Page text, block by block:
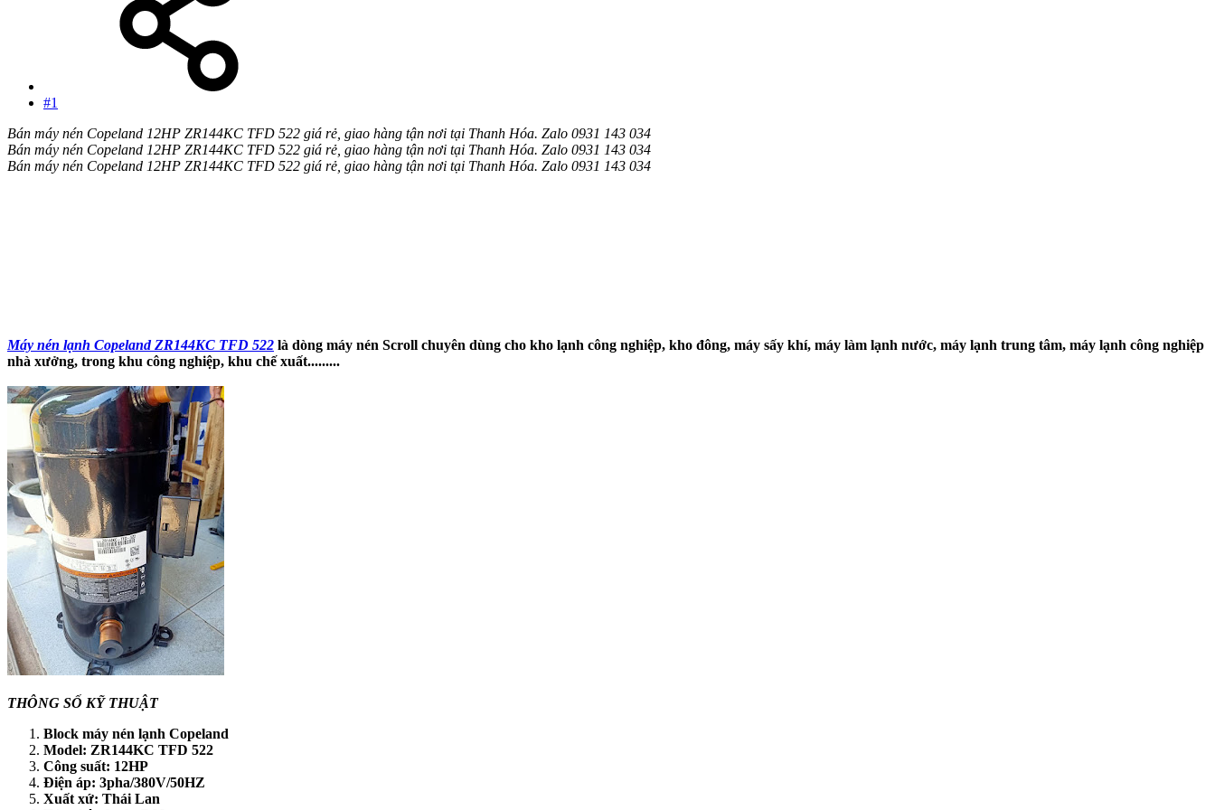
#1
Bán máy nén Copeland 12HP ZR144KC TFD 522 giá rẻ, giao hàng tận nơi tại Thanh Hóa. Zalo 0931 143 034
Bán máy nén Copeland 12HP ZR144KC TFD 522 giá rẻ, giao hàng tận nơi tại Thanh Hóa. Zalo 0931 143 034
Bán máy nén Copeland 12HP ZR144KC TFD 522 giá rẻ, giao hàng tận nơi tại Thanh Hóa. Zalo 0931 143 034
Máy nén lạnh Copeland ZR144KC TFD 522 là dòng máy nén Scroll chuyên dùng cho kho lạnh công nghiệp, kho đông, máy sấy khí, máy làm lạnh nước, máy lạnh trung tâm, máy lạnh công nghiệp
nhà xưởng, trong khu công nghiệp, khu chế xuất.........
THÔNG SỐ KỸ THUẬT
Block máy nén lạnh Copeland
Model: ZR144KC TFD 522
Công suất: 12HP
Điện áp: 3pha/380V/50HZ
Xuất xứ: Thái Lan